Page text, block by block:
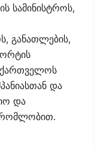
სამინისტროს,
განათლების,
და
და